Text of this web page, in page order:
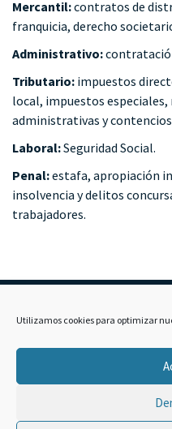
Utilizamos cookies para optimizar
Mercantil:contratos de
franquicia, derecho
Administrativo:
Tributario: impuestos
local, impuestos
administrativas y
Laboral:Seguridad Social.
Penal:estafa, apropiación
insolvencia y delitos
trabajadores.
Contacto
Dirección: Av. de Barcelona,
Santiago de Compostela